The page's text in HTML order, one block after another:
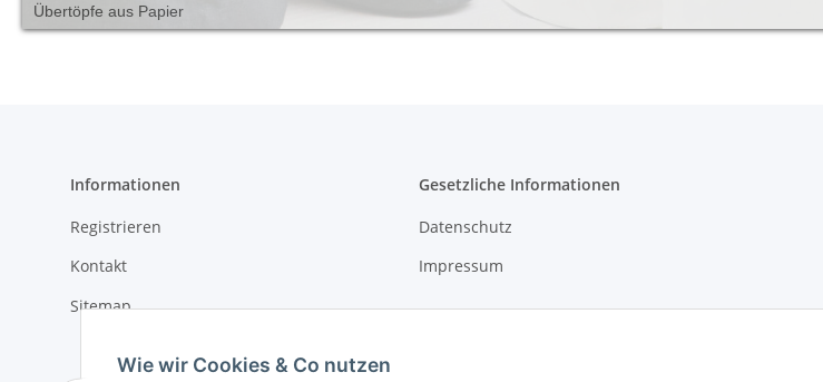
Übertöpfe aus Papier
Informationen
Registrieren
Kontakt
Sitemap
Gesetzliche Informationen
Datenschutz
Impressum
Wie wir Cookies & Co nutzen